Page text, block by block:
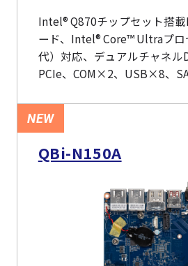
Intel® Q870チップセット搭
ード、Intel® Core™ Ultraプ
代）対応、デュアルチャネル
PCIe、COM×2、USB×8、
NEW
QBi-N150A